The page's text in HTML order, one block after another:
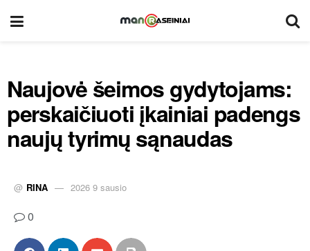
Naujovė šeimos gydytojams:
perskaičiuoti įkainiai padengs
naujų tyrimų sąnaudas
@ RINA 2026 9 sausio
0